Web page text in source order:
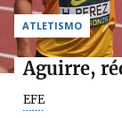
ATLETISMO
Aguirre,
EFE